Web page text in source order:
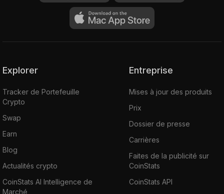
Explorer
Tracker de Portefeuille
Crypto
Swap
Earn
Blog
Actualités crypto
CoinStats AI Intelligence de
Marché
Entreprise
Mises à jour des produits
Prix
Dossier de presse
Carrières
Faites de la publicité sur
CoinStats
CoinStats API